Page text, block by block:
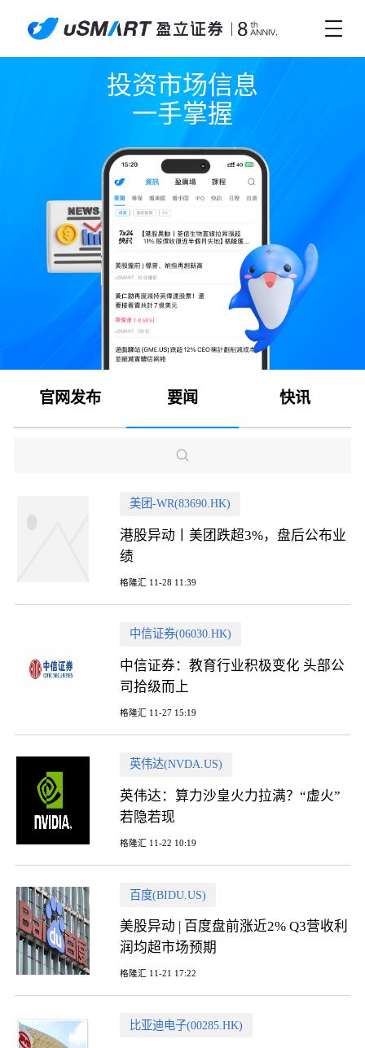
投资市场信息
一手掌握
官网发布 要闻 快讯
美团-WR(83690.HK)
港股异动丨美团跌超3%，盘后公布业
绩
格隆汇 11-28 11:39
中信证券(06030.HK)
中信证券：教育行业积极变化 头部公
司拾级而上
格隆汇 11-27 15:19
英伟达(NVDA.US)
英伟达：算力沙皇火力拉满？“虚火”
若隐若现
格隆汇 11-22 10:19
百度(BIDU.US)
美股异动 | 百度盘前涨近2% Q3营收利
润均超市场预期
格隆汇 11-21 17:22
比亚迪电子(00285.HK)